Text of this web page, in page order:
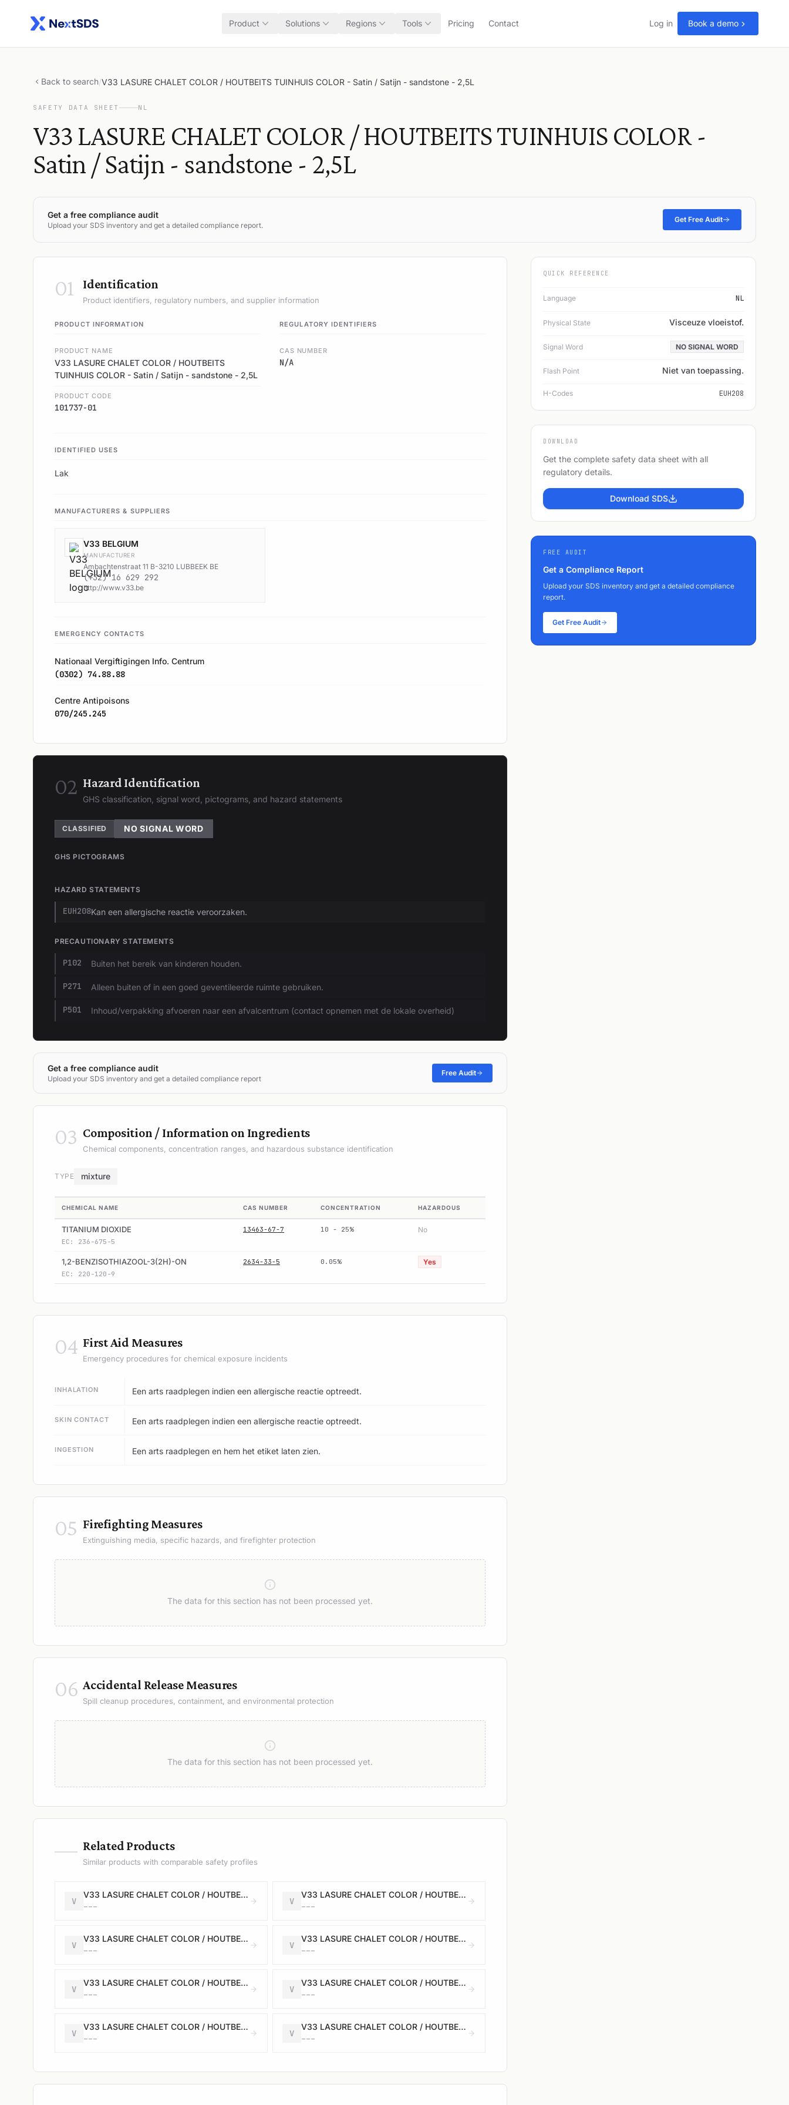
Product Solutions Regions Tools Pricing Contact Log in Book a demo
Back to search/V33 LASURE CHALET COLOR / HOUTBEITS TUINHUIS COLOR - Satin / Satijn - sandstone - 2,5L
SAFETY DATA SHEET NL
V33 LASURE CHALET COLOR / HOUTBEITS TUINHUIS COLOR -
Satin / Satijn - sandstone - 2,5L
Get a free compliance audit
Upload your SDS inventory and get a detailed compliance report.
Get Free Audit
01 Identification
Product identifiers, regulatory numbers, and supplier information
PRODUCT INFORMATION
PRODUCT NAME
V33 LASURE CHALET COLOR / HOUTBEITS
TUINHUIS COLOR - Satin / Satijn - sandstone - 2,5L
PRODUCT CODE
101737-01
REGULATORY IDENTIFIERS
CAS NUMBER
N/A
IDENTIFIED USES
Lak
MANUFACTURERS & SUPPLIERS
V33 BELGIUM
MANUFACTURER
Ambachtenstraat 11 B-3210 LUBBEEK BE
(+32) 16 629 292
http://www.v33.be
EMERGENCY CONTACTS
Nationaal Vergiftigingen Info. Centrum
(0302) 74.88.88
Centre Antipoisons
070/245.245
02 Hazard Identification
GHS classification, signal word, pictograms, and hazard statements
CLASSIFIED NO SIGNAL WORD
GHS PICTOGRAMS
HAZARD STATEMENTS
EUH208Kan een allergische reactie veroorzaken.
PRECAUTIONARY STATEMENTS
P102 Buiten het bereik van kinderen houden.
P271 Alleen buiten of in een goed geventileerde ruimte gebruiken.
P501 Inhoud/verpakking afvoeren naar een afvalcentrum (contact opnemen met de lokale overheid)
Get a free compliance audit
Upload your SDS inventory and get a detailed compliance report
Free Audit
03 Composition / Information on Ingredients
Chemical components, concentration ranges, and hazardous substance identification
TYPE mixture
CHEMICAL NAME CAS NUMBER CONCENTRATION HAZARDOUS
TITANIUM DIOXIDE
EC: 236-675-5
13463-67-7 10 - 25% No
1,2-BENZISOTHIAZOOL-3(2H)-ON
EC: 220-120-9
2634-33-5 0.05% Yes
04 First Aid Measures
Emergency procedures for chemical exposure incidents
INHALATION Een arts raadplegen indien een allergische reactie optreedt.
SKIN CONTACT Een arts raadplegen indien een allergische reactie optreedt.
INGESTION Een arts raadplegen en hem het etiket laten zien.
05 Firefighting Measures
Extinguishing media, specific hazards, and firefighter protection
The data for this section has not been processed yet.
06 Accidental Release Measures
Spill cleanup procedures, containment, and environmental protection
The data for this section has not been processed yet.
— Related Products
Similar products with comparable safety profiles
V
V33 LASURE CHALET COLOR / HOUTBEITS TUINHUIS COLOR - Satin / Satijn - desert - 2,5L
---
V
V33 LASURE CHALET COLOR / HOUTBEITS TUINHUIS COLOR - Satin / Satijn - bizon - 2,5L
---
V
V33 LASURE CHALET COLOR / HOUTBEITS TUINHUIS COLOR - Satin / Satijn - salar grey - 2,5L
---
V
V33 LASURE CHALET COLOR / HOUTBEITS TUINHUIS COLOR - Satin / Satijn - walnut - 2,5L
---
V
V33 LASURE CHALET COLOR / HOUTBEITS TUINHUIS COLOR - Satin / Satijn - moonstone - 2,5L
---
V
V33 LASURE CHALET COLOR / HOUTBEITS TUINHUIS COLOR - Satin / Satijn - ice white - 2,5L
---
V
V33 LASURE CHALET COLOR / HOUTBEITS TUINHUIS COLOR - Satin / Satijn - salar grey - 0,75L
---
V
V33 LASURE CHALET COLOR / HOUTBEITS TUINHUIS COLOR - Satin / Satijn - windstorm - 2,5L
---
QUICK REFERENCE
Language NL
Physical State Visceuze vloeistof.
Signal Word NO SIGNAL WORD
Flash Point Niet van toepassing.
H-Codes EUH208
DOWNLOAD
Get the complete safety data sheet with all
regulatory details.
Download SDS
FREE AUDIT
Get a Compliance Report
Upload your SDS inventory and get a detailed compliance
report.
Get Free Audit